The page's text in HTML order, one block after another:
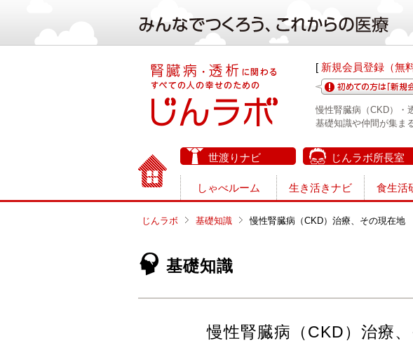
[ 新規会員登録（無料
慢性腎臓病（CKD）・
基礎知識や仲間が集ま
世渡りナビ じんラボ所長室
しゃべルーム 生き活きナビ 食生活
じんラボ 基礎知識 慢性腎臓病（CKD）治療、その現在地
基礎知識
慢性腎臓病（CKD）治療